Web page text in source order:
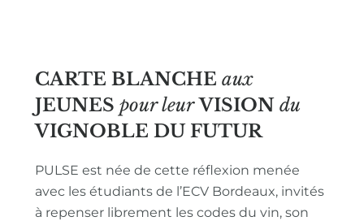
CARTE BLANCHE aux
JEUNES pour leur VISION du
VIGNOBLE DU FUTUR
PULSE est née de cette réflexion menée
avec les étudiants de l’ECV Bordeaux, invités
à repenser librement les codes du vin, son